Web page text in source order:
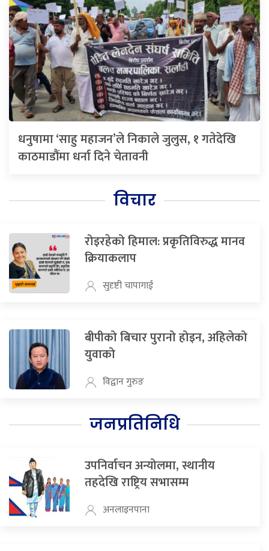
धनुषामा ‘साहु महाजन’ले निकाले जुलुस, १ गतेदेखि
काठमाडौंमा धर्ना दिने चेतावनी
विचार
रोइरहेको हिमाल: प्रकृतिविरुद्ध मानव
क्रियाकलाप
सुदृष्टी चापागाई
बीपीको बिचार पुरानो होइन, अहिलेको
युवाको
विद्वान गुरुङ
जनप्रतिनिधि
उपनिर्वाचन अन्योलमा, स्थानीय
तहदेखि राष्ट्रिय सभासम्म
अनलाइनपाना